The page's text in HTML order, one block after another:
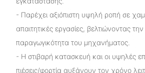
- Παρέχει αξιόπιστη υψηλή ροπή σε
απαιτητικές εργασίες, βελτιώνοντας
παραγωγικότητα του μηχανήματος.
- Η στιβαρή κατασκευή και οι υψηλές
πιέσεις/φορτία αυξάνουν τον χρόνο